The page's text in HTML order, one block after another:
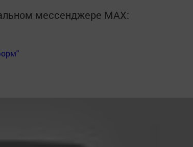
мессенджере MАХ: